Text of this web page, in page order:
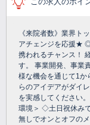
《来院者数》業界ト
アチェンジを応援★
携われるチャンス！
す。 事業開発、事業
様な機会を通じて1か
らのアイデアがダイ
を実感してください
環境＞ ◇土日祝休み
無しでオンとオフの